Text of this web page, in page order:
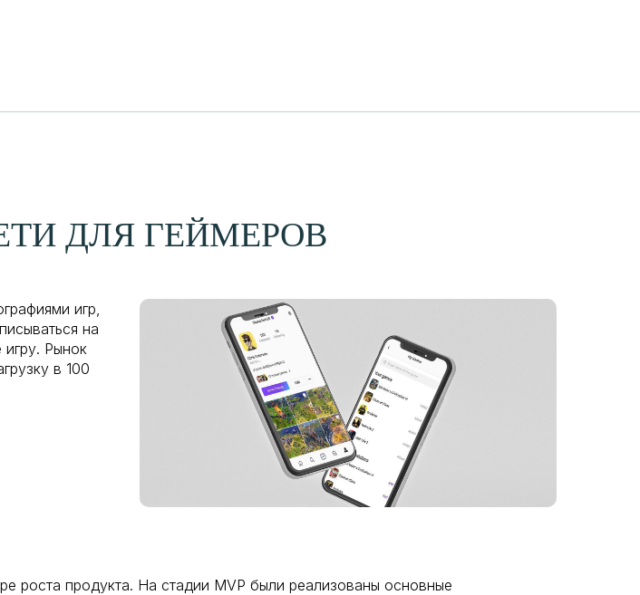
ДЛЯ ГЕЙМЕРОВ
игр,
на
Рынок
в 100
роста продукта. На стадии MVP были реализованы основные